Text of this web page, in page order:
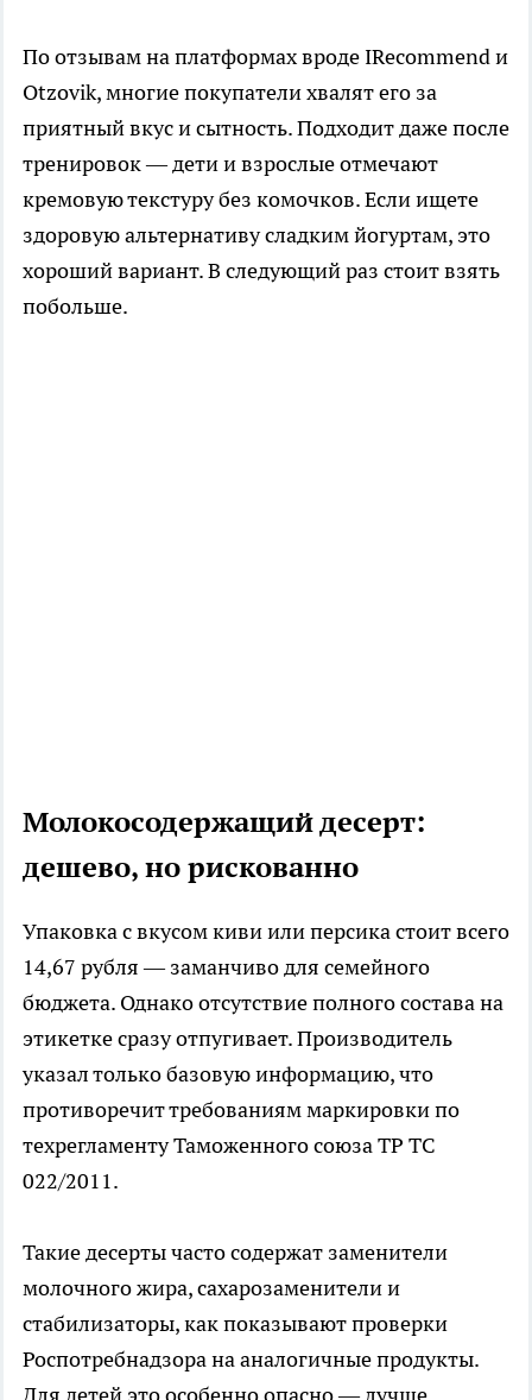
По отзывам на платформах вроде IRecommend и
Otzovik, многие покупатели хвалят его за
приятный вкус и сытность. Подходит даже после
тренировок — дети и взрослые отмечают
кремовую текстуру без комочков. Если ищете
здоровую альтернативу сладким йогуртам, это
хороший вариант. В следующий раз стоит взять
побольше.
Молокосодержащий десерт:
дешево, но рискованно
Упаковка с вкусом киви или персика стоит всего
14,67 рубля — заманчиво для семейного
бюджета. Однако отсутствие полного состава на
этикетке сразу отпугивает. Производитель
указал только базовую информацию, что
противоречит требованиям маркировки по
техрегламенту Таможенного союза ТР ТС
022/2011.
Такие десерты часто содержат заменители
молочного жира, сахарозаменители и
стабилизаторы, как показывают проверки
Роспотребнадзора на аналогичные продукты.
Для детей это особенно опасно — лучше